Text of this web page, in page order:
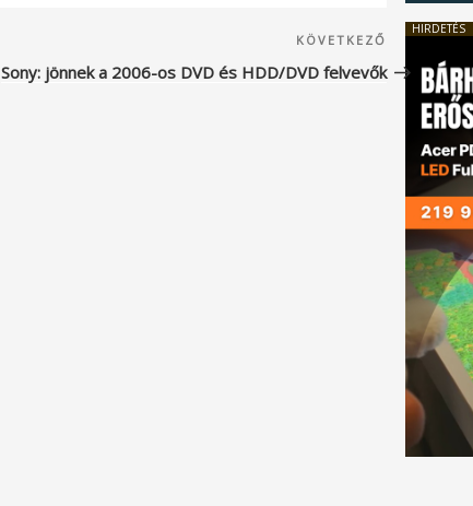
Következő
bejegyzés
KÖVETKEZŐ
Sony: jönnek a 2006-os DVD és HDD/DVD felvevők
HIRDETÉS